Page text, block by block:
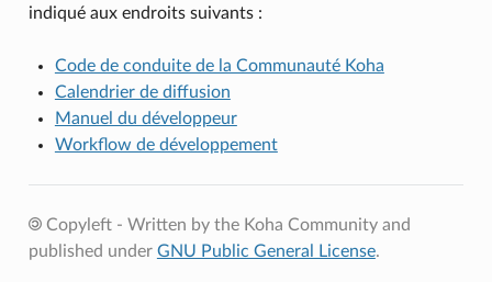
indiqué aux endroits suivants :
Code de conduite de la Communauté Koha
Calendrier de diffusion
Manuel du développeur
Workflow de développement
Copyleft - Written by the Koha Community and
published under GNU Public General License.